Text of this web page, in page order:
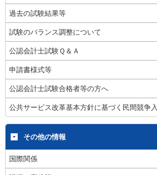
過去の試験結果等
試験のバランス調整について
公認会計士試験Ｑ＆Ａ
申請書様式等
公認会計士試験合格者等の方へ
公共サービス改革基本方針に基づく民間競争
その他の情報
国際関係